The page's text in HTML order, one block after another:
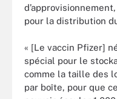
pour la distribution
« [Le vaccin Pfizer]
spécial pour le
comme la taille des
par boîte, pour que